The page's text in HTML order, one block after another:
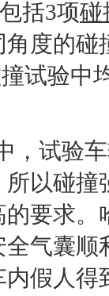
括3项碰
角度的碰
试验中
，试验
以碰撞
要求。
气囊
内假人得